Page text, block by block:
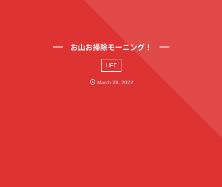
お山お掃除モーニング！
LIFE
March 28 2022